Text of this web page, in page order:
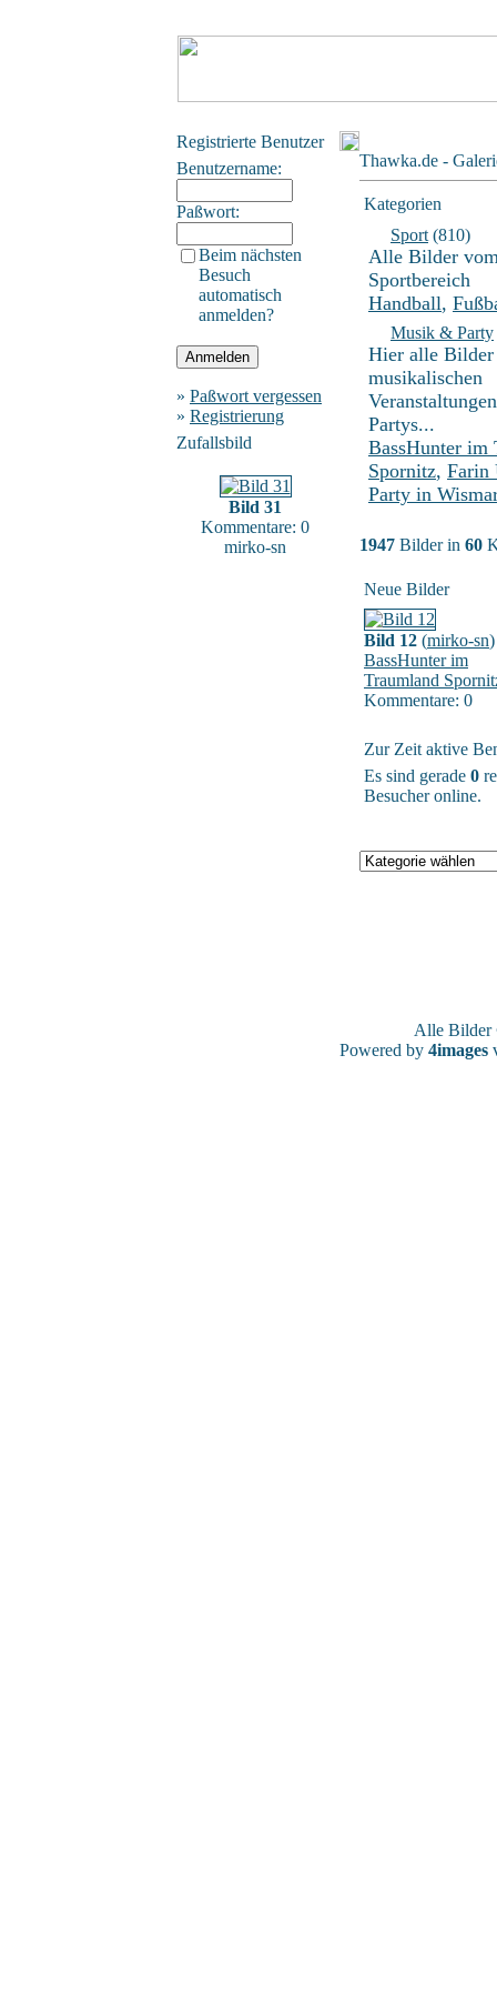
Registrierte Benutzer
Benutzername:
Paßwort:
Beim nächsten
Besuch
automatisch
anmelden?
» Paßwort vergessen
» Registrierung
Zufallsbild
Bild 31
Kommentare: 0
mirko-sn
Thawka.de -
Kategorien
Sport (810)
Alle Bilder
Sportbereich
Handball,
Musik & Party
Hier alle
musikalischen
Partys...
BassHunter im
Spornitz, Farin
Party in
1947 Bilder in 60
Neue Bilder
Bild 12 (mirko-sn)
BassHunter im
Traumland
Kommentare: 0
Zur Zeit aktive
Es sind gerade 0
Besucher online.
Alle
Powered by 4images